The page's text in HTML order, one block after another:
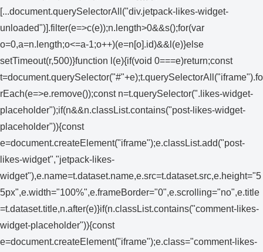
[...document.querySelectorAll("div.jetpack-likes-widget-
unloaded")].filter(e=>c(e));n.length>0&&s();for(var
o=0,a=n.length;o<=a-1;o++)(e=n[o].id)&&l(e)}else
setTimeout(r,500)}function l(e){if(void 0===e)return;const
t=document.querySelector("#"+e);t.querySelectorAll("iframe").fo
rEach(e=>e.remove());const n=t.querySelector(".likes-widget-
placeholder");if(n&&n.classList.contains("post-likes-widget-
placeholder")){const
e=document.createElement("iframe");e.classList.add("post-
likes-widget","jetpack-likes-
widget"),e.name=t.dataset.name,e.src=t.dataset.src,e.height="5
5px",e.width="100%",e.frameBorder="0",e.scrolling="no",e.title
=t.dataset.title,n.after(e)}if(n.classList.contains("comment-likes-
widget-placeholder")){const
e=document.createElement("iframe");e.class="comment-likes-